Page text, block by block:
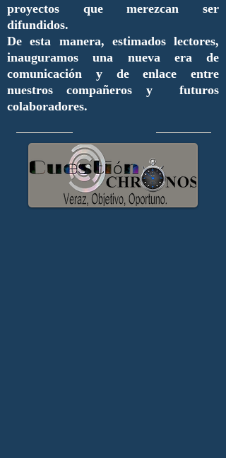
proyectos que merezcan ser
difundidos.
De esta manera, estimados lectores,
inauguramos una nueva era de
comunicación y de enlace entre
nuestros compañeros y futuros
colaboradores.